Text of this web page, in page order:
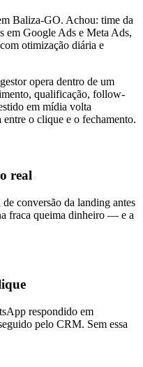
Baliza-GO. Achou: time da
em Google Ads e Meta Ads,
otimização diária e
opera dentro de um
qualificação, follow-
em mídia volta
o clique e o fechamento.
real
conversão da landing antes
fraca queima dinheiro — e a
respondido em
pelo CRM. Sem essa